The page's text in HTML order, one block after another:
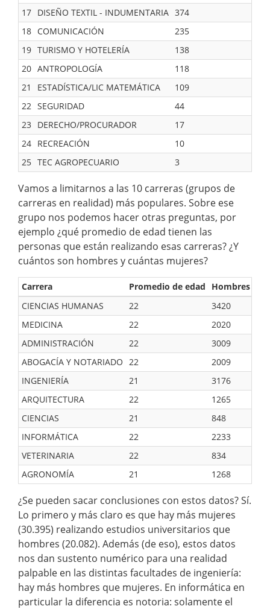
17 DISEÑO TEXTIL - INDUMENTARIA 374
18 COMUNICACIÓN
235
19 TURISMO Y HOTELERÍA
138
20 ANTROPOLOGÍA
118
21
ESTADÍSTICA/LIC MATEMÁTICA
109
22 SEGURIDAD
44
23 DERECHO/PROCURADOR
17
24 RECREACIÓN
10
25 TEC AGROPECUARIO 3
Vamos a limitarnos a las 10 carreras (grupos de
carreras en realidad) más populares. Sobre ese
grupo nos podemos hacer otras preguntas, por
ejemplo ¿qué promedio de edad tienen las
personas que están realizando esas carreras? ¿Y
cuántos son hombres y cuántas mujeres?
Carrera Promedio de edad Hombres
CIENCIAS HUMANAS
22 3420
MEDICINA
22 2020
ADMINISTRACIÓN
22 3009
ABOGACÍA Y NOTARIADO 22 2009
INGENIERÍA
21 3176
ARQUITECTURA
22 1265
CIENCIAS
21 848
INFORMÁTICA
22 2233
VETERINARIA
22 834
AGRONOMÍA
21 1268
¿Se pueden sacar conclusiones con estos datos? Sí.
Lo primero y más claro es que hay más mujeres
(30.395) realizando estudios universitarios que
hombres (20.082). Además (de eso), estos datos
nos dan sustento numérico para una realidad
palpable en las distintas facultades de ingeniería:
hay más hombres que mujeres. En informática en
particular la diferencia es notoria: solamente el